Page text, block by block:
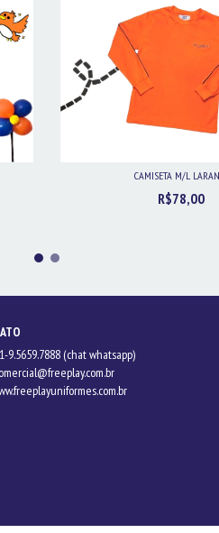
CAMISETA M/L
R$78,00
9.5659.7888 (chat whatsapp)